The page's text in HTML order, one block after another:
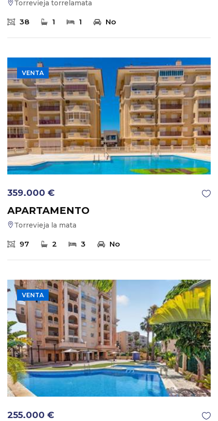
Torrevieja torrelamata
38 1 1 No
VENTA
359.000 €
APARTAMENTO
Torrevieja la mata
97 2 3 No
VENTA
255.000 €